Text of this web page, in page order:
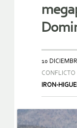
10
IRON-